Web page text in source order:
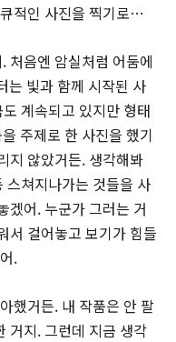
적인 사진을 찍기로…
처음엔 암실처럼 어둠에
는 빛과 함께 시작된 사
계속되고 있지만 형태
주제로 한 사진을 했기
지 않았거든. 생각해봐
스쳐지나가는 것들을 사
겠어. 누군가 그러는 거
서 걸어놓고 보기가 힘들
.
했거든. 내 작품은 안 팔
거지. 그런데 지금 생각